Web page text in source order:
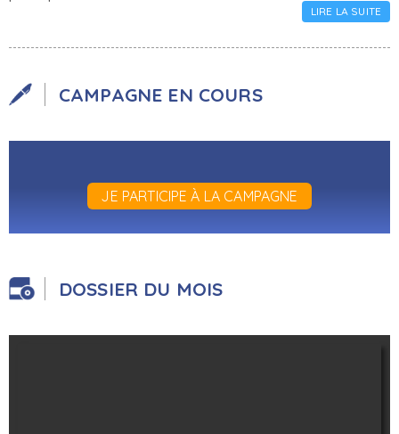
LIRE LA SUITE
CAMPAGNE EN COURS
JE PARTICIPE À LA CAMPAGNE
DOSSIER DU MOIS